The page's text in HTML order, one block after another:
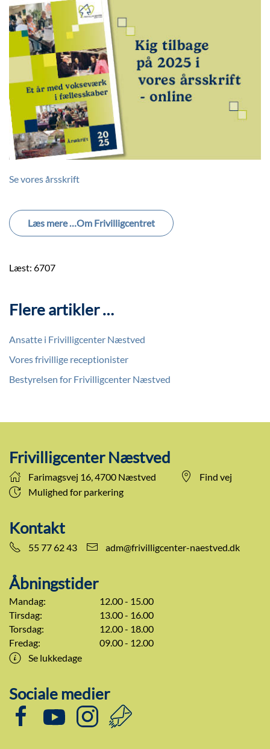
Se vores årsskrift
Læs mere …Om Frivilligcentret
Læst: 6707
Flere artikler …
Ansatte i Frivilligcenter Næstved
Vores frivillige receptionister
Bestyrelsen for Frivilligcenter Næstved
Frivilligcenter Næstved
Farimagsvej 16, 4700 Næstved
Find vej
Mulighed for parkering
Kontakt
55 77 62 43 adm@frivilligcenter-naestved.dk
Åbningstider
Mandag:
12.00 - 15.00
Tirsdag:
13.00 - 16.00
Torsdag:
12.00 - 18.00
Fredag:
09.00 - 12.00
Se lukkedage
Sociale medier